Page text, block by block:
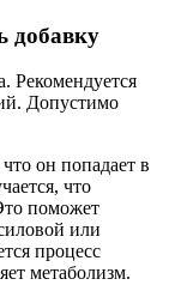
добавку
Рекомендуется
Допустимо
он попадает в
что
поможет
или
процесс
метаболизм.